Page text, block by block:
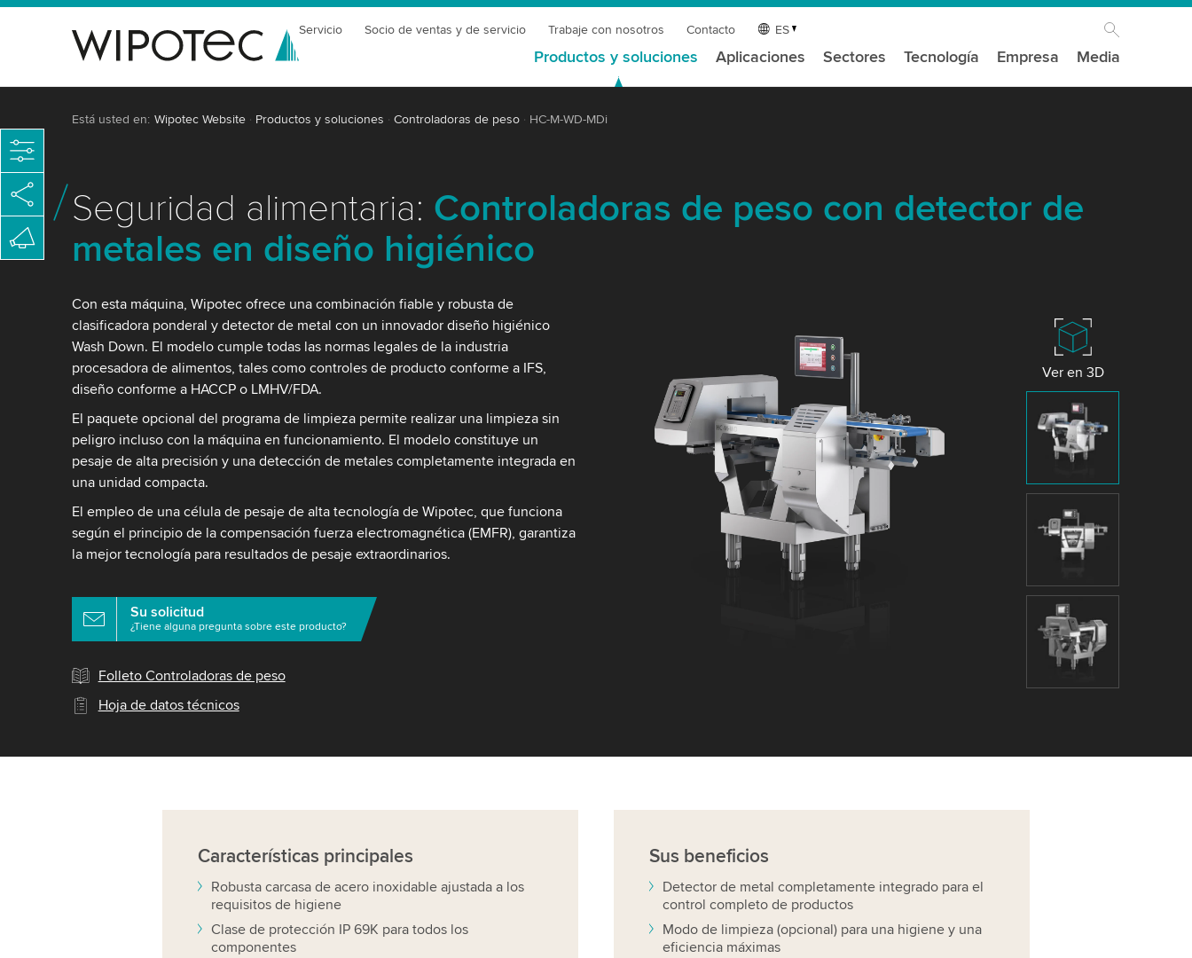
Servicio Socio de ventas y de servicio Trabaje con nosotros Contacto ES
Productos y soluciones Aplicaciones Sectores Tecnología Empresa Media
Está usted en: Wipotec Website Productos y soluciones Controladoras de peso HC-M-WD-MDi
Seguridad alimentaria: Controladoras de peso con detector de
metales en diseño higiénico
Con esta máquina, Wipotec ofrece una combinación fiable y robusta de
clasificadora ponderal y detector de metal con un innovador diseño higiénico
Wash Down. El modelo cumple todas las normas legales de la industria
procesadora de alimentos, tales como controles de producto conforme a IFS,
diseño conforme a HACCP o LMHV/FDA.
El paquete opcional del programa de limpieza permite realizar una limpieza sin
peligro incluso con la máquina en funcionamiento. El modelo constituye un
pesaje de alta precisión y una detección de metales completamente integrada en
una unidad compacta.
El empleo de una célula de pesaje de alta tecnología de Wipotec, que funciona
según el principio de la compensación fuerza electromagnética (EMFR), garantiza
la mejor tecnología para resultados de pesaje extraordinarios.
Su solicitud
¿Tiene alguna pregunta sobre este producto?
Folleto Controladoras de peso
Hoja de datos técnicos
Ver en 3D
Características principales
Robusta carcasa de acero inoxidable ajustada a los
requisitos de higiene
Clase de protección IP 69K para todos los
componentes
Sus beneficios
Detector de metal completamente integrado para el
control completo de productos
Modo de limpieza (opcional) para una higiene y una
eficiencia máximas